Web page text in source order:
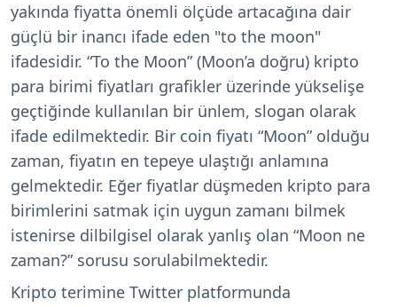
yakında fiyatta önemli ölçüde artacağına dair
güçlü bir inancı ifade eden "to the moon"
ifadesidir. “To the Moon” (Moon’a doğru) kripto
para birimi fiyatları grafikler üzerinde yükselişe
geçtiğinde kullanılan bir ünlem, slogan olarak
ifade edilmektedir. Bir coin fiyatı “Moon” olduğu
zaman, fiyatın en tepeye ulaştığı anlamına
gelmektedir. Eğer fiyatlar düşmeden kripto para
birimlerini satmak için uygun zamanı bilmek
istenirse dilbilgisel olarak yanlış olan “Moon ne
zaman?” sorusu sorulabilmektedir.
Kripto terimine Twitter platformunda